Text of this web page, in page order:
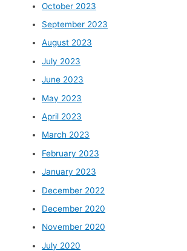
October 2023
September 2023
August 2023
July 2023
June 2023
May 2023
April 2023
March 2023
February 2023
January 2023
December 2022
December 2020
November 2020
July 2020